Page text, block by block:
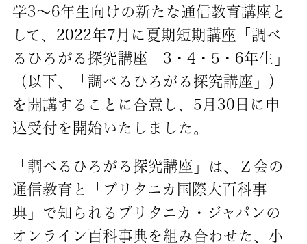
学3〜6年生向けの新たな通信教育講座と
して、2022年7月に夏期短期講座「調べ
るひろがる探究講座 3・4・5・6年生」
（以下、「調べるひろがる探究講座」）
を開講することに合意し、5月30日に申
込受付を開始いたしました。
「調べるひろがる探究講座」は、Ｚ会の
通信教育と「ブリタニカ国際大百科事
典」で知られるブリタニカ・ジャパンの
オンライン百科事典を組み合わせた、小